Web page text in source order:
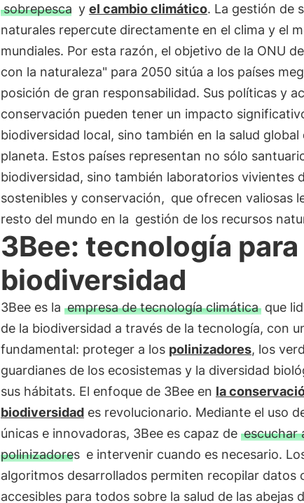
sobrepesca y el cambio climático. La gestión de
naturales repercute directamente en el clima y el
mundiales. Por esta razón, el objetivo de la ONU
con la naturaleza" para 2050 sitúa a los países
posición de gran responsabilidad. Sus políticas y
conservación pueden tener un impacto
biodiversidad local, sino también en la salud global
planeta. Estos países representan no sólo
biodiversidad, sino también laboratorios vivientes
sostenibles y conservación, que ofrecen valiosas
resto del mundo en la gestión de los recursos
3Bee: tecnología para
biodiversidad
3Bee es la empresa de tecnología climáticaque
de la biodiversidad a través de la tecnología, con
fundamental: proteger a los polinizadores, los
guardianes de los ecosistemas y la diversidad
sus hábitats. El enfoque de 3Bee en la
biodiversidades revolucionario. Mediante el uso
únicas e innovadoras, 3Bee es capaz de escuchar
polinizadores e intervenir cuando es necesario.
algoritmos desarrollados permiten recopilar datos
accesibles para todos sobre la salud de las abejas